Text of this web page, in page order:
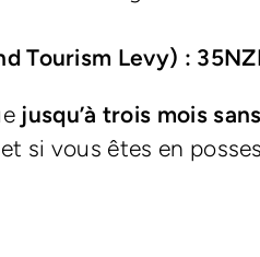
Tourism Levy) :
jusqu’à trois mois
vous êtes en